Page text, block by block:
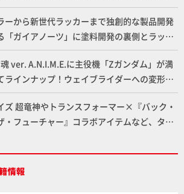
し読み】
ーから新世代ラッカーまで独創的な製品開発
「ガイアノーツ」に塗料開発の裏側とラッカ
未来についてインタビュー！
ver. A.N.I.M.E.に主役機「Zガンダム」が満
ラインナップ！ウェイブライダーへの変形、
りのプロポーションを再現【機動戦士Zガン
ズ 超竜神やトランスフォーマー×『バック・
・フューチャー』コラボアイテムなど、タカ
】